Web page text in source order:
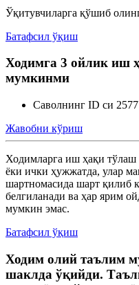
Ўқитувчиларга қўшиб
Батафсил ўқиш
Ходимга 3 ойлик иш
мумкинми
Саволнинг ID си
Жавобни кўриш
Ходимларга иш ҳақи тўлаш
ёки ички ҳужжатда, улар
шартномасида шарт қилиб
белгиланади ва ҳар ярим
мумкин эмас.
Батафсил ўқиш
Ходим олий таълим
шаклда ўқийди.